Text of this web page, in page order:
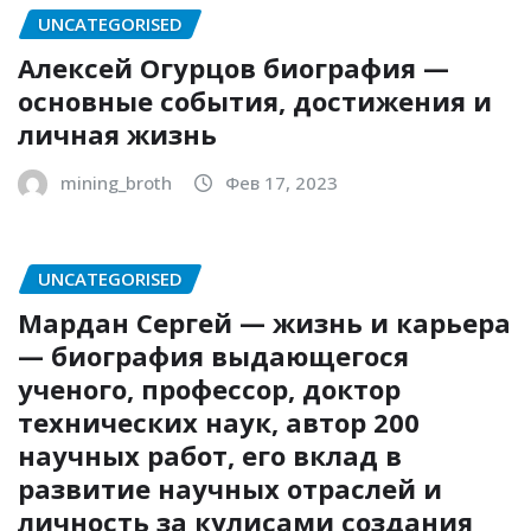
UNCATEGORISED
Алексей Огурцов биография —
основные события, достижения и
личная жизнь
mining_broth Фев 17, 2023
UNCATEGORISED
Мардан Сергей — жизнь и карьера
— биография выдающегося
ученого, профессор, доктор
технических наук, автор 200
научных работ, его вклад в
развитие научных отраслей и
личность за кулисами создания